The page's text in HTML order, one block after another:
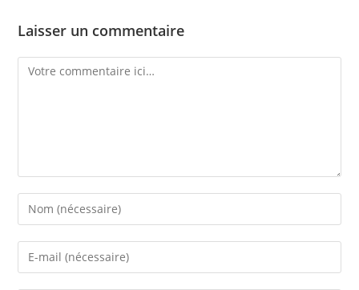
Laisser un commentaire